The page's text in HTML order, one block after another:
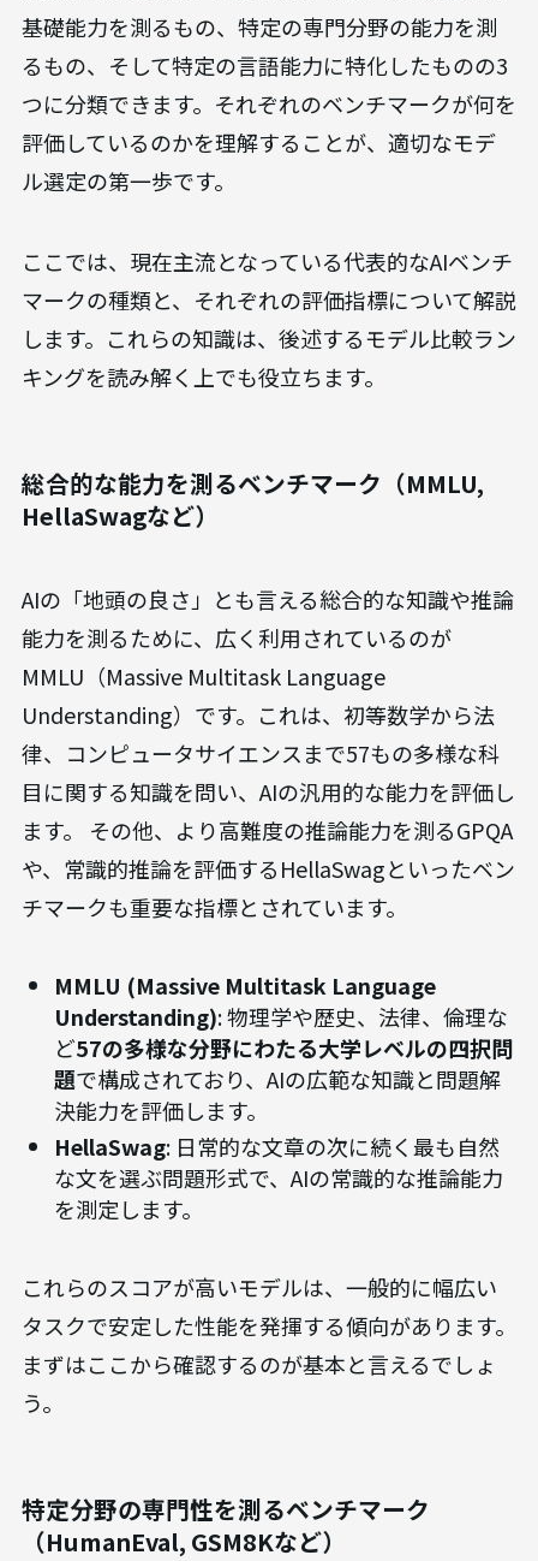
基礎能力を測るもの、特定の専門分野の能力を測
るもの、そして特定の言語能力に特化したものの3
つに分類できます。それぞれのベンチマークが何を
評価しているのかを理解することが、適切なモデ
ル選定の第一歩です。
ここでは、現在主流となっている代表的なAIベンチ
マークの種類と、それぞれの評価指標について解説
します。これらの知識は、後述するモデル比較ラン
キングを読み解く上でも役立ちます。
総合的な能力を測るベンチマーク（MMLU,
HellaSwagなど）
AIの「地頭の良さ」とも言える総合的な知識や推論
能力を測るために、広く利用されているのが
MMLU（Massive Multitask Language
Understanding）です。これは、初等数学から法
律、コンピュータサイエンスまで57もの多様な科
目に関する知識を問い、AIの汎用的な能力を評価し
ます。 その他、より高難度の推論能力を測るGPQA
や、常識的推論を評価するHellaSwagといったベン
チマークも重要な指標とされています。
MMLU (Massive Multitask Language
Understanding): 物理学や歴史、法律、倫理な
ど57の多様な分野にわたる大学レベルの四択問
題で構成されており、AIの広範な知識と問題解
決能力を評価します。
HellaSwag: 日常的な文章の次に続く最も自然
な文を選ぶ問題形式で、AIの常識的な推論能力
を測定します。
これらのスコアが高いモデルは、一般的に幅広い
タスクで安定した性能を発揮する傾向があります。
まずはここから確認するのが基本と言えるでしょ
う。
特定分野の専門性を測るベンチマーク
（HumanEval, GSM8Kなど）